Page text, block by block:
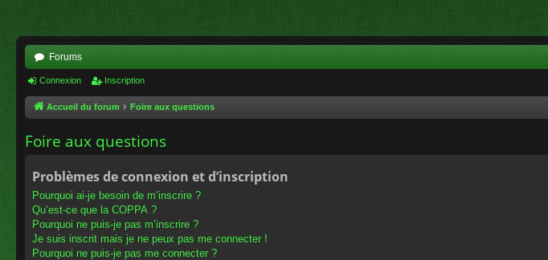
Forums
Connexion Inscription
Accueil du forum Foire aux questions
Foire aux questions
Problèmes de connexion et d’inscription
Pourquoi ai-je besoin de m’inscrire ?
Qu’est-ce que la COPPA ?
Pourquoi ne puis-je pas m’inscrire ?
Je suis inscrit mais je ne peux pas me connecter !
Pourquoi ne puis-je pas me connecter ?